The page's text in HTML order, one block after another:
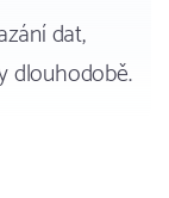
dat,
dlouhodobě.